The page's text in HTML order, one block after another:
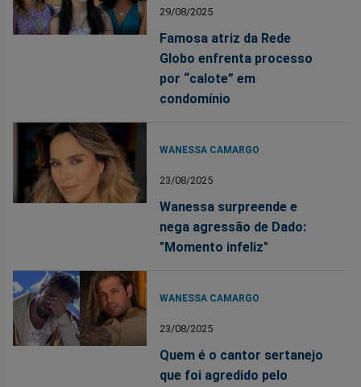
29/08/2025
Famosa atriz da Rede
Globo enfrenta processo
por “calote” em
condomínio
WANESSA CAMARGO
23/08/2025
Wanessa surpreende e
nega agressão de Dado:
"Momento infeliz"
WANESSA CAMARGO
23/08/2025
Quem é o cantor sertanejo
que foi agredido pelo